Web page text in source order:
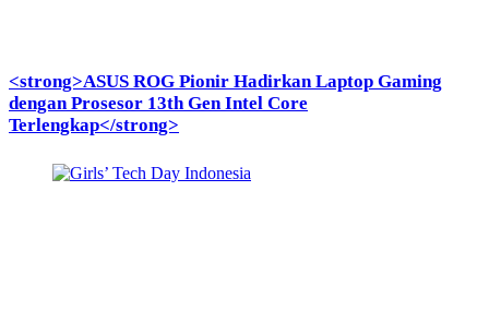
<strong>ASUS ROG Pionir Hadirkan Laptop Gaming
dengan Prosesor 13th Gen Intel Core
Terlengkap</strong>